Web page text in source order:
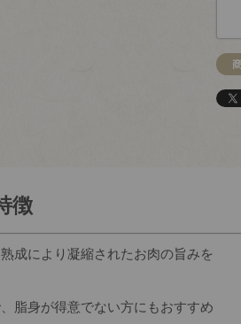
徴
成により凝縮されたお肉の旨みを
脂身が得意でない方にもおすすめ